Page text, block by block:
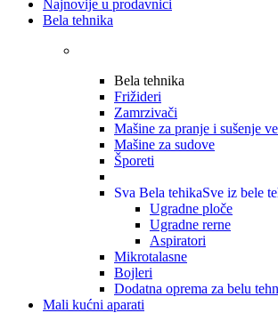
Najnovije u prodavnici
Bela tehnika
Bela tehnika
Frižideri
Zamrzivači
Mašine za pranje i sušenje
Mašine za sudove
Šporeti
Sva Bela tehikaSve iz bele
Ugradne ploče
Ugradne rerne
Aspiratori
Mikrotalasne
Bojleri
Dodatna oprema za belu
Mali kućni aparati